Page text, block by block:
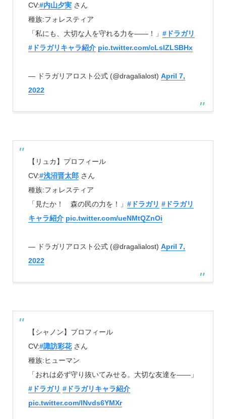
CV:#内山夕実さん
種族:フォレスティア
「私にも、大切な人を守れる力を――！」 #ドラガリ
#ドラガリキャラ紹介 pic.twitter.com/cLslZLSBHx
— ドラガリアロスト公式 (@dragalialost) April 7,
2022
【リュカ】プロフィール
CV:#浅沼晋太郎さん
種族:フォレスティア
「見たか！ 森の民の力を！」 #ドラガリ #ドラガリ
キャラ紹介 pic.twitter.com/ueNMtQZnOi
— ドラガリアロスト公式 (@dragalialost) April 7,
2022
【シャノン】プロフィール
CV:#諏訪彩花さん
種族:ヒューマン
「おれは必ず守り抜いてみせる。大切な友達を――」
#ドラガリ #ドラガリキャラ紹介
pic.twitter.com/lNvds6YMXr